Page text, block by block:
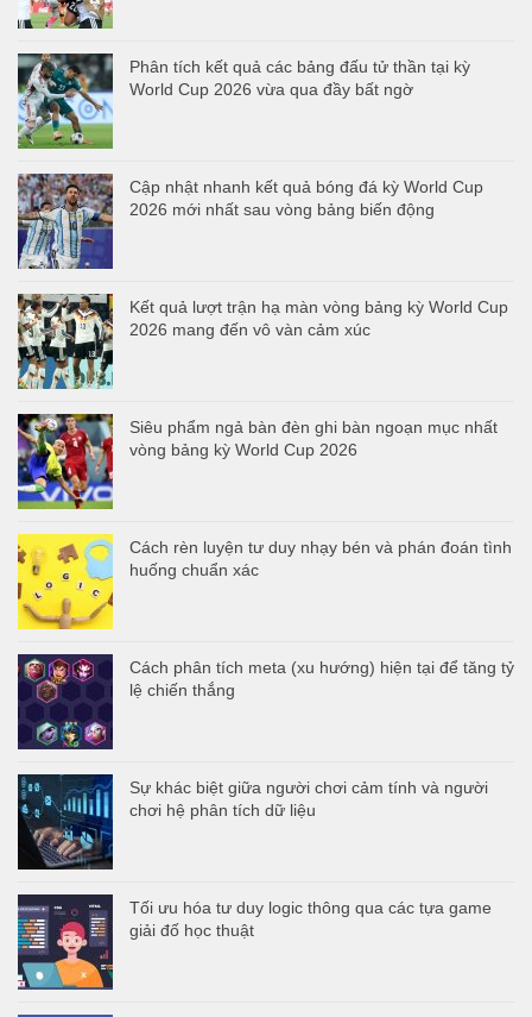
Phân tích kết quả các bảng đấu tử thần tại kỳ
World Cup 2026 vừa qua đầy bất ngờ
Cập nhật nhanh kết quả bóng đá kỳ World Cup
2026 mới nhất sau vòng bảng biến động
Kết quả lượt trận hạ màn vòng bảng kỳ World Cup
2026 mang đến vô vàn cảm xúc
Siêu phẩm ngả bàn đèn ghi bàn ngoạn mục nhất
vòng bảng kỳ World Cup 2026
Cách rèn luyện tư duy nhạy bén và phán đoán tình
huống chuẩn xác
Cách phân tích meta (xu hướng) hiện tại để tăng tỷ
lệ chiến thắng
Sự khác biệt giữa người chơi cảm tính và người
chơi hệ phân tích dữ liệu
Tối ưu hóa tư duy logic thông qua các tựa game
giải đố học thuật